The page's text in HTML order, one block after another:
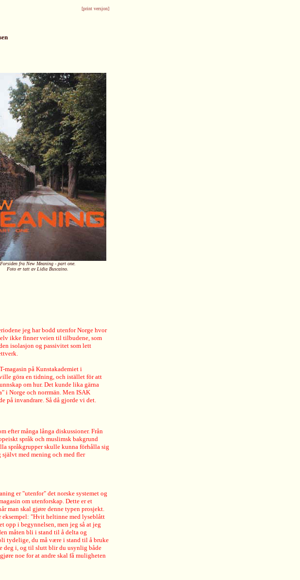
[print versjon]
Forsiden fra New Meaning - part one.
Foto er tatt av Lidia Buscaino.
jeg har bodd utenfor Norge hvor
ikke finner veien til tilbudene, som
isolasjon og passivitet som lett
magasin på Kunstakademiet i
göra en tidning, och istället för att
om hur. Det kunde lika gärna
i Norge och norrmän. Men ISAK
på invandrare. Så då gjorde vi det.
efter många långa diskussioner. Från
språk och muslimsk bakgrund
språkgrupper skulle kunna förhålla sig
med mening och med fler
er "utenfor" det norske systemet og
om utenforskap. Dette er et
man skal gjøre denne typen prosjekt.
eksempel: "Hvit heltinne med lyseblått
opp i begynnelsen, men jeg så at jeg
måten bli i stand til å delta og
tydelige, du må være i stand til å bruke
deg i, og til slutt blir du usynlig både
noe for at andre skal få muligheten